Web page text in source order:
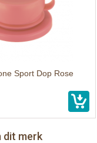
Sport Dop Rose
dit merk